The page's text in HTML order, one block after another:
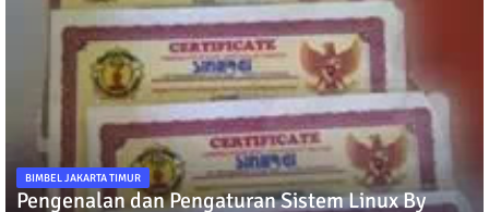
BIMBEL JAKARTA TIMUR
Pengenalan dan Pengaturan Sistem Linux By